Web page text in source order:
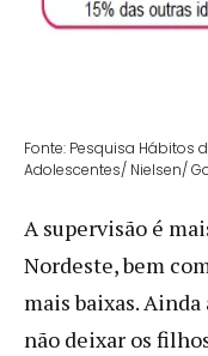
Fonte: Pesquisa Hábitos
Adolescentes/ Nielsen/
A supervisão é
Nordeste, bem
mais baixas.
não deixar os